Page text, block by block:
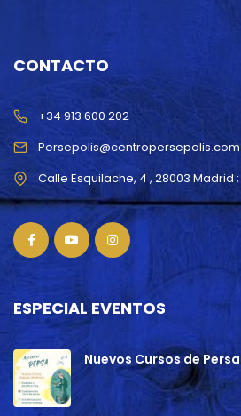
CONTACTO
Persepolis@centropersepolis.com
+34 913 600 202
ESPECIAL EVENTOS
Nuevos Cursos de Persa